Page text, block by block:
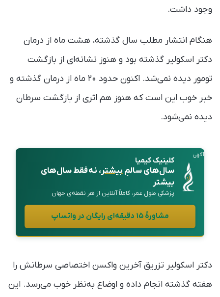
وجود داشت.
هنگام انتشار مطلب سال گذشته، هشت ماه از درمان
دکتر اسکولیر گذشته بود و هنوز نشانه‌ای از بازگشت
تومور دیده نمی‌شد. اکنون حدود ۲۰ ماه از درمان گذشته و
خبر خوب این است که هنوز هم اثری از بازگشت سرطان
دیده نمی‌شود.
آگهی
کلینیک کیمیا
سال‌های سالمِبیشتر، نه فقط سال‌های
بیشتر
پزشکی طول عمر، کاملاً آنلاین از هر نقطه‌ی جهان
مشاورهٔ ۱۵ دقیقه‌ای رایگان در واتساپ
دکتر اسکولیر تزریق آخرین واکسن اختصاصی سرطانش را
هفته گذشته انجام داده و اوضاع به‌نظر خوب می‌رسد. این